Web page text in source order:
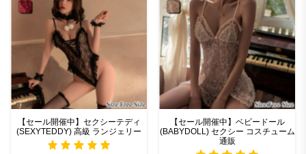
【セール開催中】セクシーテディ
(SEXYTEDDY) 高級 ランジェリー
【セール開催中】ベビードール
(BABYDOLL) セクシー コスチューム
通販